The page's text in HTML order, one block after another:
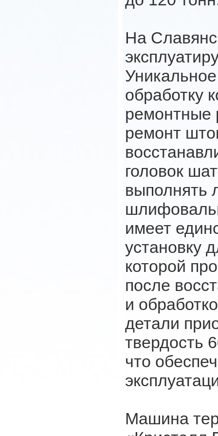
На
обработку
ремонтные
ремонт
головок
выполнять
имеет
установку
которой
после
и
детали
твердость
что
Машина